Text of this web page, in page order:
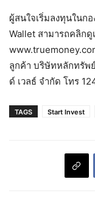
ผู้สนใจเริ่มลงทุนในก
Wallet สามารถคลิกดู
ลูกค้า บริษัทหลักทรัพ
ด์ เวลธ์ จำกัด โทร
TAGS Start Invest